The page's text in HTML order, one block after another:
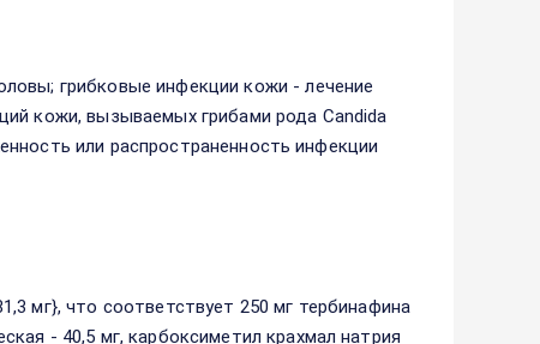
грибковые инфекции кожи - лечение
кожи, вызываемых грибами рода Candida
или распространенность инфекции
мг}, что cоответствует 250 мг тербинафина
- 40,5 мг, карбоксиметил крахмал натрия